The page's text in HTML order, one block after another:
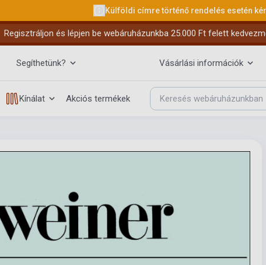
Külföldi címre történő rendelés esetén
Regisztráljon és lépjen be webáruházunkba 25.000 Ft felett
Segíthetünk? Vásárlási információk
Kínálat Akciós termékek